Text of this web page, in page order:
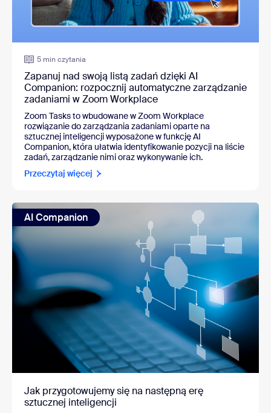
5 min czytania
Zapanuj nad swoją listą zadań dzięki AI
Companion: rozpocznij automatyczne zarządzanie
zadaniami w Zoom Workplace
Zoom Tasks to wbudowane w Zoom Workplace
rozwiązanie do zarządzania zadaniami oparte na
sztucznej inteligencji wyposażone w funkcję AI
Companion, która ułatwia identyfikowanie pozycji na liście
zadań, zarządzanie nimi oraz wykonywanie ich.
Przeczytaj więcej
AI Companion
Jak przygotowujemy się na następną erę
sztucznej inteligencji